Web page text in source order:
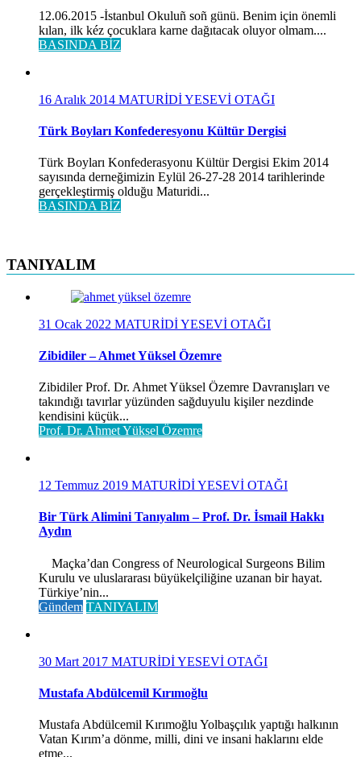
12.06.2015 -İstanbul Okuluñ soñ günü. Benim için önemli
kılan, ilk kéz çocuklara karne dağıtacak oluyor olmam....
BASINDA BİZ
16 Aralık 2014 MATURİDİ YESEVİ OTAĞI
Türk Boyları Konfederesyonu Kültür Dergisi
Türk Boyları Konfederasyonu Kültür Dergisi Ekim 2014
sayısında derneğimizin Eylül 26-27-28 2014 tarihlerinde
gerçekleştirmiş olduğu Maturidi...
BASINDA BİZ
TANIYALIM
31 Ocak 2022 MATURİDİ YESEVİ OTAĞI
Zibidiler – Ahmet Yüksel Özemre
Zibidiler Prof. Dr. Ahmet Yüksel Özemre Davranışları ve
takındığı tavırlar yüzünden sağduyulu kişiler nezdinde
kendisini küçük...
Prof. Dr. Ahmet Yüksel Özemre
12 Temmuz 2019 MATURİDİ YESEVİ OTAĞI
Bir Türk Alimini Tanıyalım – Prof. Dr. İsmail Hakkı
Aydın
Maçka’dan Congress of Neurological Surgeons Bilim
Kurulu ve uluslararası büyükelçiliğine uzanan bir hayat.
Türkiye’nin...
Gündem TANIYALIM
30 Mart 2017 MATURİDİ YESEVİ OTAĞI
Mustafa Abdülcemil Kırımoğlu
Mustafa Abdülcemil Kırımoğlu Yolbaşçılık yaptığı halkının
Vatan Kırım’a dönme, milli, dini ve insani haklarını elde
etme...